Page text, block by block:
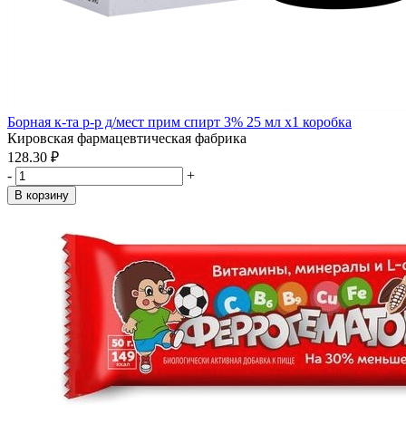
Борная к-та р-р д/мест прим спирт 3% 25 мл x1 коробка
Кировская фармацевтическая фабрика
128.30 ₽
-
+
В корзину